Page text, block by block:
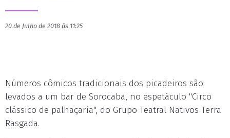
20 de Julho de 2018 às 11:25
Números cômicos tradicionais dos picadeiros são
levados a um bar de Sorocaba, no espetáculo "Circo
clássico de palhaçaria", do Grupo Teatral Nativos Terra
Rasgada.